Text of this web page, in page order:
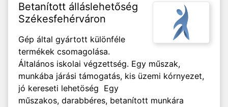
Betanított álláslehetőség
Székesfehérváron
Gép által gyártott különféle
termékek csomagolása.
Általános iskolai végzettség. Egy műszak,
munkába járási támogatás, kis üzemi kórnyezet,
jó kereseti lehetöség Egy
műszakos, darabbéres, betanított munkára